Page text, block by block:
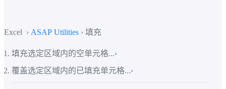
Excel › ASAP Utilities › 填充
填充选定区域内的空单元格...›
覆盖选定区域内的已填充单元格...›